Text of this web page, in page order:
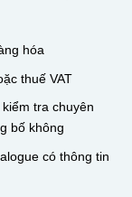
hóa
thuế VAT
tra chuyên
bố không
có thông tin